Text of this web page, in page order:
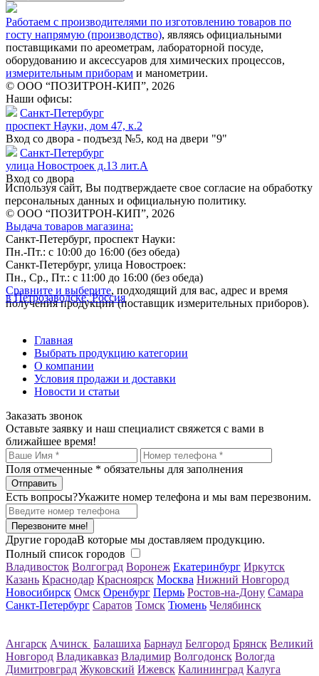
Работаем с производителями по изготовлению товаров по
госту напрямую (производство), являясь официальными
поставщиками по ареометрам, лабораторной посуде,
оборудованию и аксессуаров для химических процессов,
измерительным приборам и манометрии.
© ООО “ПОЗИТРОН-КИП”, 2026
Наши офисы:
Санкт-Петербург
проспект Науки, дом 47, к.2
Вход со двора - подъезд №5, код на двери "9"
Санкт-Петербург
улица Новостроек д.13 лит.А
Вход со двора
Используя сайт, Вы подтверждаете свое согласие на обработку
персональных данных и официальную политику.
© ООО “ПОЗИТРОН-КИП”, 2026
Выдача товаров магазина:
Санкт-Петербург, проспект Науки:
Пн.-Пт.: с 10:00 до 16:00 (без обеда)
Санкт-Петербург, улица Новостроек:
Пн., Ср., Пт.: с 11:00 до 16:00 (без обеда)
Сравните и выберите, подходящий для вас, адрес и время
получения продукции (поставщик измерительных приборов).
в Петрозаводске, Россия
Главная
Выбрать продукцию категории
О компании
Условия продажи и доставки
Новости и статьи
Заказать звонок
Оставьте заявку и наш специалист свяжется с вами в
ближайшее время!
Поля отмеченные * обязательны для заполнения
Есть вопросы?Укажите номер телефона и мы вам перезвоним.
Перезвоните мне!
Другие городаВ которые мы доставляем продукцию.
Полный список городов
Владивосток Волгоград Воронеж Екатеринбург Иркутск
Казань Краснодар Красноярск Москва Нижний Новгород
Новосибирск Омск Оренбург Пермь Ростов-на-Дону Самара
Санкт-Петербург Саратов Томск Тюмень Челябинск
Ангарск Ачинск Балашиха Барнаул Белгород Брянск Великий
Новгород Владикавказ Владимир Волгодонск Вологда
Димитровград Жуковский Ижевск Калининград Калуга